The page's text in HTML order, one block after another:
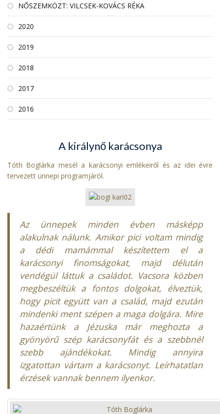
NŐSZEMKÖZT: VILCSEK-KOVÁCS RÉKA
2020
2019
2018
2017
2016
A királynő karácsonya
Tóth Boglárka mesél a karácsonyi emlékeiről és az idei évre
tervezett ünnepi programjáról.
Az ünnepek minden évben másképp
alakulnak nálunk. Amikor pici voltam mindig
a dédi mamámmal készítettem el a
karácsonyi finomságokat, majd délután
vendégül láttuk a családot. Vacsora közben
megbeszéltük a fontos dolgokat, élveztük,
hogy picit együtt van a család, majd ezután
mindenki ment szépen a maga dolgára. Mire
hazaértünk a Jézuska már meghozta a
gyönyörű szép karácsonyfát és a szebbnél
szebb ajándékokat. Mindig annyira
izgatottan vártam a karácsonyt. Leírhatatlan
érzések vannak bennem ilyenkor.